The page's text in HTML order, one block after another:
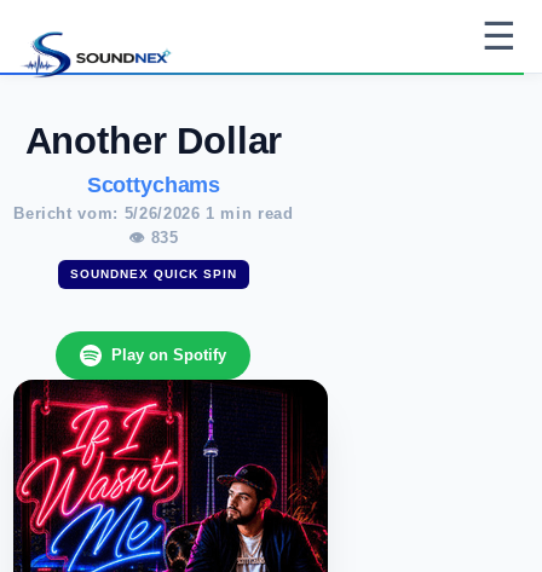
☰
Another Dollar
Scottychams
Bericht vom: 5/26/2026 1 min read
👁 835
SOUNDNEX QUICK SPIN
Play on Spotify